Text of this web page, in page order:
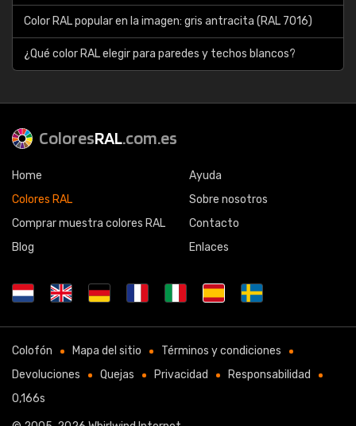
Color RAL popular en la imagen: gris antracita (RAL 7016)
¿Qué color RAL elegir para paredes y techos blancos?
ColoresRAL.com.es
Home
Colores RAL
Comprar muestra colores RAL
Blog
Ayuda
Sobre nosotros
Contacto
Enlaces
Colofón Mapa del sitio
Términos y condiciones
Devoluciones
Quejas Privacidad
Responsabilidad
0,166s